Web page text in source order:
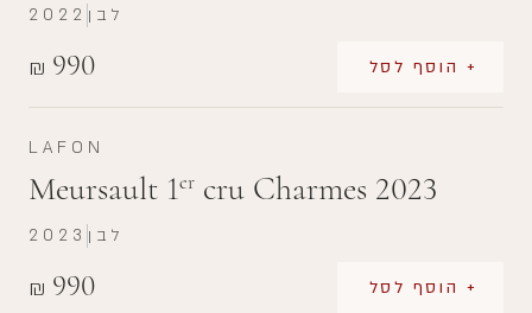
₪ 990 + הוסף לסל
2022 לבן
LAFON
Meursault 1er cru Charmes 2023
₪ 990 + הוסף לסל
2023 לבן